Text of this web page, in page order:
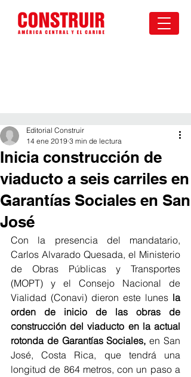
Inicia construcción de
viaducto a seis carriles en
Garantías Sociales en San
José
Editorial Construir
14 ene 2019 3 min de lectura
Con la presencia del mandatario,
Carlos Alvarado Quesada, el Ministerio
de Obras Públicas y Transportes
(MOPT) y el Consejo Nacional de
Vialidad (Conavi) dieron este lunes la
orden de inicio de las obras de
construcción del viaducto en la actual
rotonda de Garantías Sociales, en San
José, Costa Rica, que tendrá una
longitud de 864 metros, con un paso a